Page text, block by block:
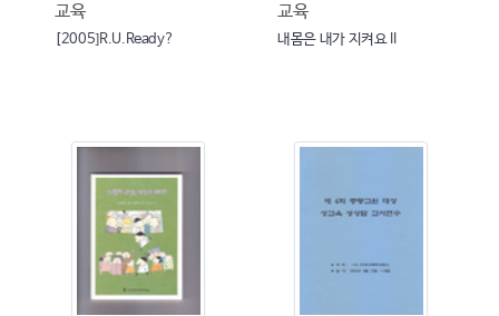
교육
[2005]R.U.Ready?
교육
내몸은 내가 지켜요 II